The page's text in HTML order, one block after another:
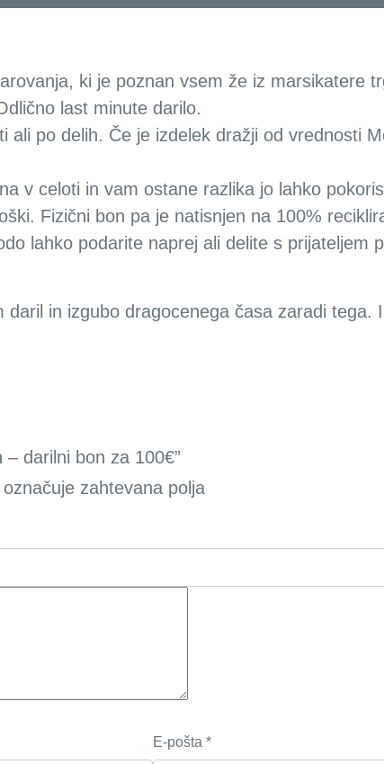
ki je poznan vsem že iz marsikatere
last minute darilo.
ali po delih. Če je izdelek dražji od vrednosti
v celoti in vam ostane razlika jo lahko
Fizični bon pa je natisnjen na 100%
lahko podarite naprej ali delite s prijateljem
daril in izgubo dragocenega časa zaradi
darilni bon za 100€”
označuje zahtevana polja
E-pošta*